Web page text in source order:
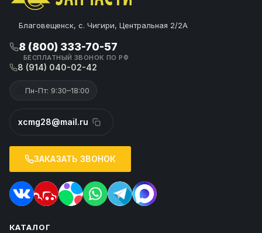
Благовещенск, с. Чигири, Центральная 2/2А
8 (800) 333-70-57
БЕСПЛАТНЫЙ ЗВОНОК ПО РФ
8 (914) 040-02-42
Пн-Пт: 9:30–18:00
xcmg28@mail.ru
ЗАКАЗАТЬ ЗВОНОК
КАТАЛОГ